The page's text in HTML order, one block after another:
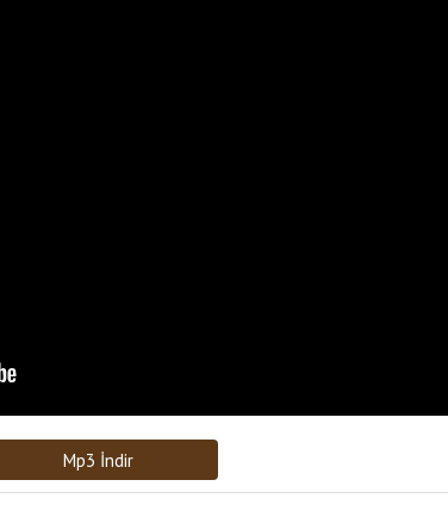
Mp3 İndir